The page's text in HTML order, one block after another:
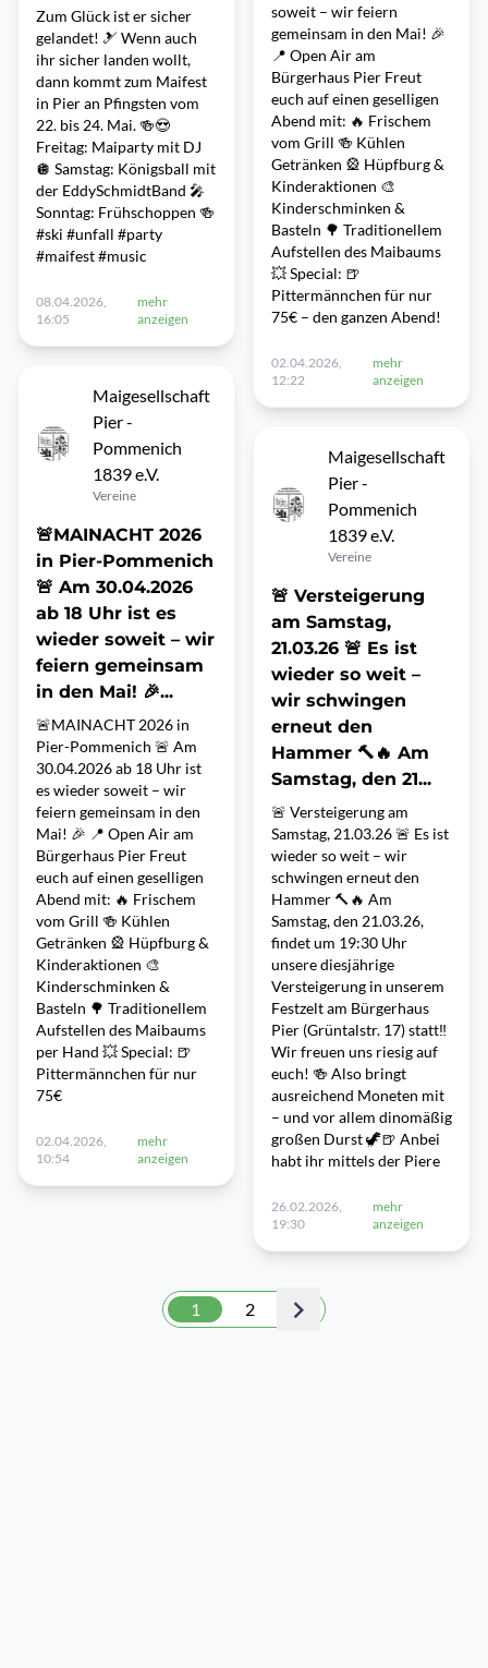
Zum Glück ist er sicher
gelandet! 🎿 Wenn auch
ihr sicher landen wollt,
dann kommt zum Maifest
in Pier an Pfingsten vom
22. bis 24. Mai. 🍻😍
Freitag: Maiparty mit DJ
🪩 Samstag: Königsball mit
der EddySchmidtBand 🎤
Sonntag: Frühschoppen 🍻
#ski #unfall #party
#maifest #music
08.04.2026,
16:05
mehr
anzeigen
Maigesellschaft
Pier -
Pommenich
1839 e.V.
Vereine
🚨MAINACHT 2026
in Pier-Pommenich
🚨 Am 30.04.2026
ab 18 Uhr ist es
wieder soweit – wir
feiern gemeinsam
in den Mai! 🎉...
🚨MAINACHT 2026 in
Pier-Pommenich 🚨 Am
30.04.2026 ab 18 Uhr ist
es wieder soweit – wir
feiern gemeinsam in den
Mai! 🎉 📍 Open Air am
Bürgerhaus Pier Freut
euch auf einen geselligen
Abend mit: 🔥 Frischem
vom Grill 🍻 Kühlen
Getränken 🎡 Hüpfburg &
Kinderaktionen 🎨
Kinderschminken &
Basteln 🌳 Traditionellem
Aufstellen des Maibaums
per Hand 💥 Special: 🍺
Pittermännchen für nur
75€
02.04.2026,
10:54
mehr
anzeigen
soweit – wir feiern
gemeinsam in den Mai! 🎉
📍 Open Air am
Bürgerhaus Pier Freut
euch auf einen geselligen
Abend mit: 🔥 Frischem
vom Grill 🍻 Kühlen
Getränken 🎡 Hüpfburg &
Kinderaktionen 🎨
Kinderschminken &
Basteln 🌳 Traditionellem
Aufstellen des Maibaums
💥 Special: 🍺
Pittermännchen für nur
75€ – den ganzen Abend!
02.04.2026,
12:22
mehr
anzeigen
Maigesellschaft
Pier -
Pommenich
1839 e.V.
Vereine
🚨 Versteigerung
am Samstag,
21.03.26 🚨 Es ist
wieder so weit –
wir schwingen
erneut den
Hammer 🔨🔥 Am
Samstag, den 21...
🚨 Versteigerung am
Samstag, 21.03.26 🚨 Es ist
wieder so weit – wir
schwingen erneut den
Hammer 🔨🔥 Am
Samstag, den 21.03.26,
findet um 19:30 Uhr
unsere diesjährige
Versteigerung in unserem
Festzelt am Bürgerhaus
Pier (Grüntalstr. 17) statt‼️
Wir freuen uns riesig auf
euch! 🍻 Also bringt
ausreichend Moneten mit
– und vor allem dinomäßig
großen Durst 🦖🍺 Anbei
habt ihr mittels der Piere
26.02.2026,
19:30
mehr
anzeigen
1 2